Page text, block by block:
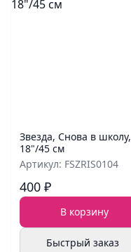
Звезда, Снова в школу,
18"/45 см
Артикул: FSZRIS0104
400 ₽
В корзину
Быстрый заказ